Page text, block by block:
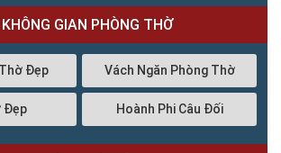
KHÔNG GIAN PHÒNG THỜ
Đẹp Vách Ngăn Phòng Thờ
Đẹp Hoành Phi Câu Đối